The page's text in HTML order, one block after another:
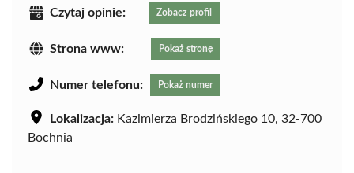
Czytaj opinie: Zobacz profil
Strona www: Pokaż stronę
Numer telefonu: Pokaż numer
Lokalizacja: Kazimierza Brodzińskiego 10, 32-700
Bochnia